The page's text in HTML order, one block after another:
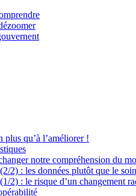
plus qu’à l’améliorer !
notre compréhension du
2) : les données plutôt que le soin
2) : le risque d’un changement